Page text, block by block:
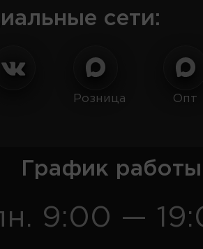
сети:
Розница Опт
График
9:00 —